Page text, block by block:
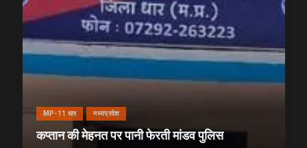
MP-11 धार मध्यप्रदेश
कप्तान की मेहनत पर पानी फेरती मांडव पुलिस